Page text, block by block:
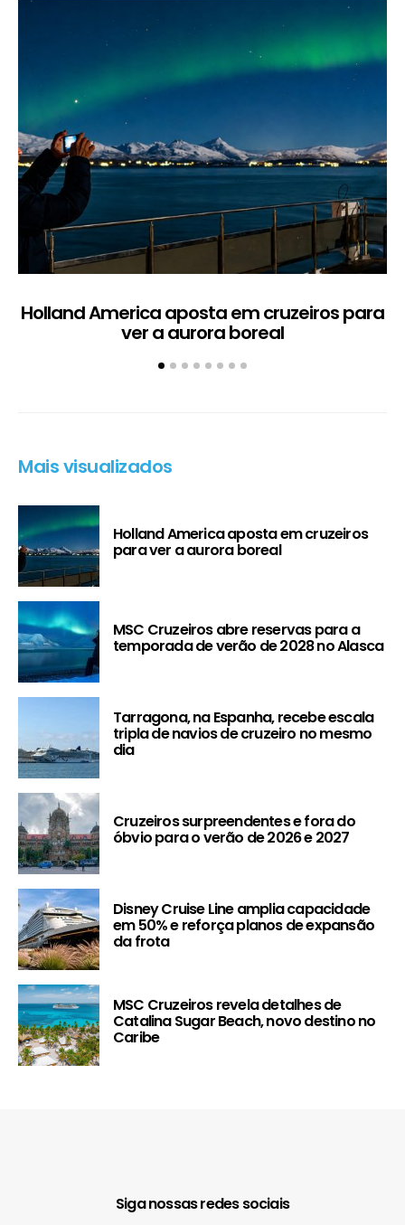
Holland America aposta em cruzeiros para
ver a aurora boreal
Mais visualizados
Holland America aposta em cruzeiros
para ver a aurora boreal
MSC Cruzeiros abre reservas para a
temporada de verão de 2028 no Alasca
Tarragona, na Espanha, recebe escala
tripla de navios de cruzeiro no mesmo
dia
Cruzeiros surpreendentes e fora do
óbvio para o verão de 2026 e 2027
Disney Cruise Line amplia capacidade
em 50% e reforça planos de expansão
da frota
MSC Cruzeiros revela detalhes de
Catalina Sugar Beach, novo destino no
Caribe
Siga nossas redes sociais